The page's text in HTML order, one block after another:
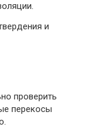
и
проверить
перекосы